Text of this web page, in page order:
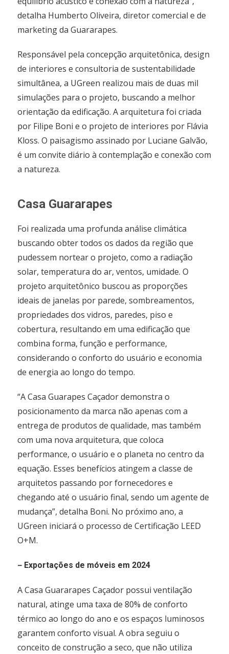
detalha Humberto Oliveira, diretor comercial e de
marketing da Guararapes.
Responsável pela concepção arquitetônica, design
de interiores e consultoria de sustentabilidade
simultânea, a UGreen realizou mais de duas mil
simulações para o projeto, buscando a melhor
orientação da edificação. A arquitetura foi criada
por Filipe Boni e o projeto de interiores por Flávia
Kloss. O paisagismo assinado por Luciane Galvão,
é um convite diário à contemplação e conexão com
a natureza.
Casa Guararapes
Foi realizada uma profunda análise climática
buscando obter todos os dados da região que
pudessem nortear o projeto, como a radiação
solar, temperatura do ar, ventos, umidade. O
projeto arquitetônico buscou as proporções
ideais de janelas por parede, sombreamentos,
propriedades dos vidros, paredes, piso e
cobertura, resultando em uma edificação que
combina forma, função e performance,
considerando o conforto do usuário e economia
de energia ao longo do tempo.
“A Casa Guarapes Caçador demonstra o
posicionamento da marca não apenas com a
entrega de produtos de qualidade, mas também
com uma nova arquitetura, que coloca
performance, o usuário e o planeta no centro da
equação. Esses benefícios atingem a classe de
arquitetos passando por fornecedores e
chegando até o usuário final, sendo um agente de
mudança”, detalha Boni. No próximo ano, a
UGreen iniciará o processo de Certificação LEED
O+M.
– Exportações de móveis em 2024
A Casa Guararapes Caçador possui ventilação
natural, atinge uma taxa de 80% de conforto
térmico ao longo do ano e os espaços luminosos
garantem conforto visual. A obra seguiu o
conceito de construção a seco, que não utiliza